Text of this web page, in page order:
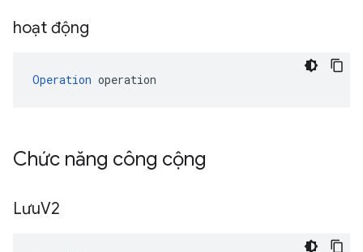
hoạt động
Operation operation
Chức năng công cộng
LưuV2